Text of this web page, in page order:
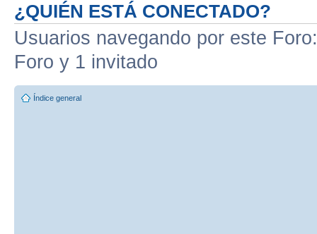
¿QUIÉN ESTÁ CONECTADO?
Usuarios navegando por este
Foro y 1 invitado
Índice general